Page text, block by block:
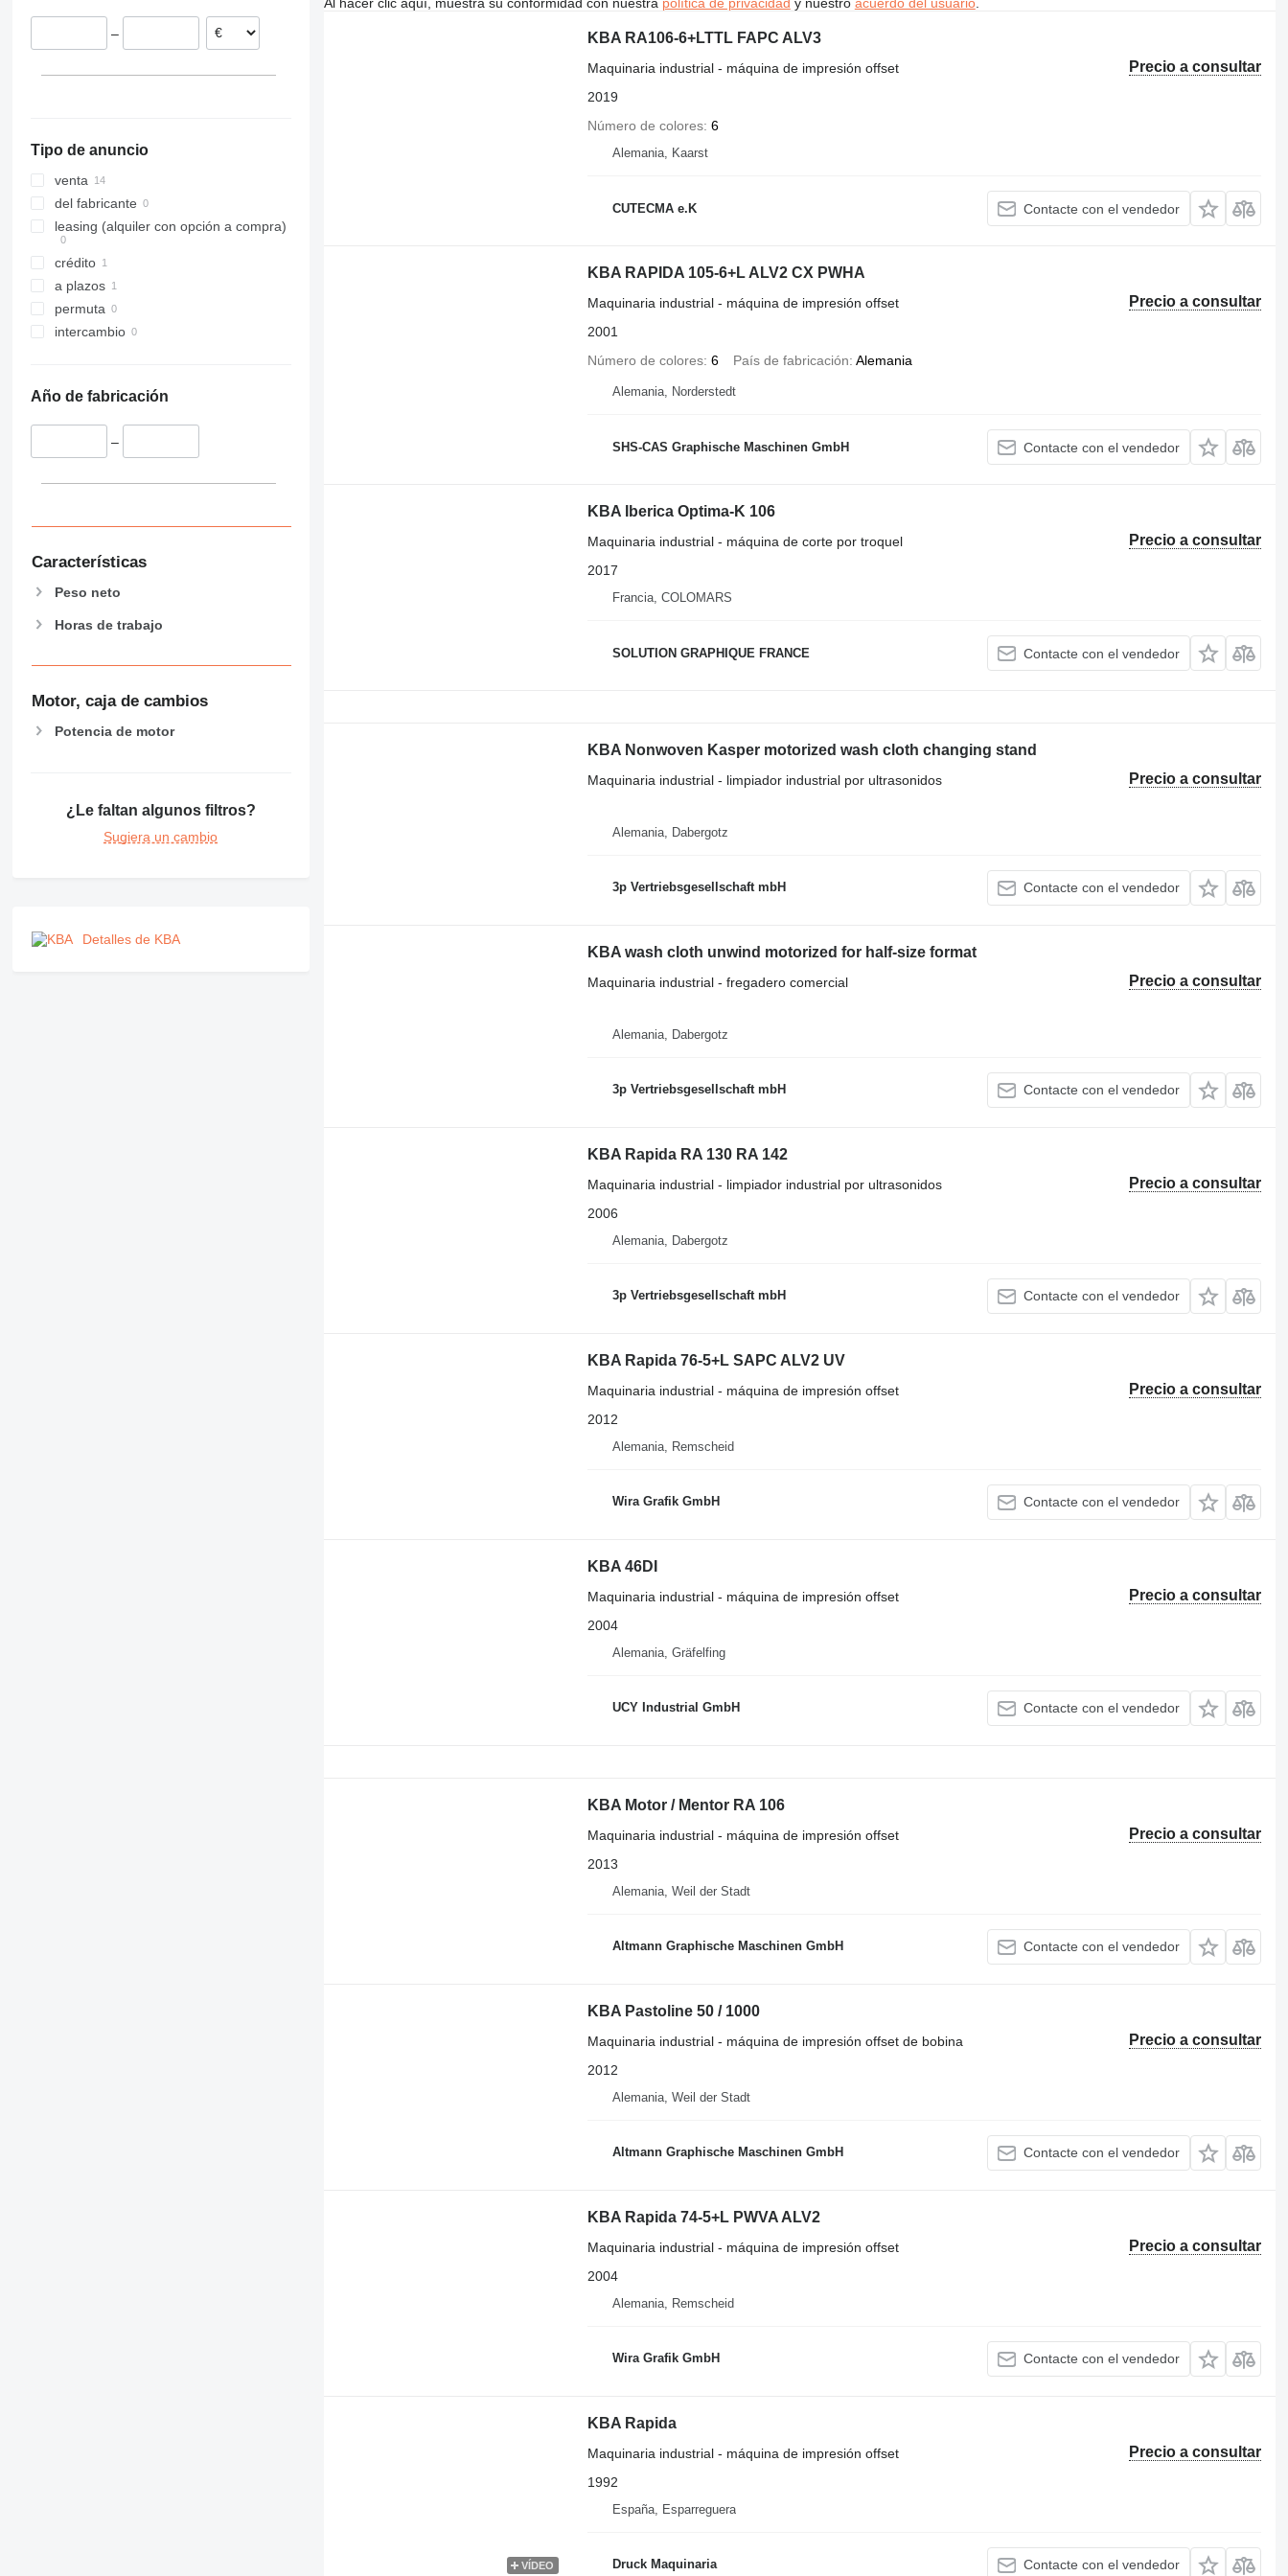
–
Tipo de anuncio
venta
del fabricante
leasing (alquiler con opción a compra)
crédito
a plazos
permuta
intercambio
Año de fabricación
–
Características
Peso neto
Horas de trabajo
Motor, caja de cambios
Potencia de motor
¿Le faltan algunos filtros?
Sugiera un cambio
Detalles de KBA
KBA RA106-6+LTTL FAPC ALV3
Precio a consultar
Maquinaria industrial - máquina de impresión offset
2019
Número de colores 6
Alemania, Kaarst
CUTECMA e.K Contacte con el vendedor
KBA RAPIDA 105-6+L ALV2 CX PWHA
Precio a consultar
Maquinaria industrial - máquina de impresión offset
2001
Número de colores 6 País de fabricación Alemania
Alemania, Norderstedt
SHS-CAS Graphische Maschinen GmbH Contacte con el vendedor
KBA Iberica Optima-K 106
Precio a consultar
Maquinaria industrial - máquina de corte por troquel
2017
Francia, COLOMARS
SOLUTION GRAPHIQUE FRANCE Contacte con el vendedor
KBA Nonwoven Kasper motorized wash cloth changing stand
Precio a consultar
Maquinaria industrial - limpiador industrial por ultrasonidos
Alemania, Dabergotz
3p Vertriebsgesellschaft mbH Contacte con el vendedor
KBA wash cloth unwind motorized for half-size format
Precio a consultar
Maquinaria industrial - fregadero comercial
Alemania, Dabergotz
3p Vertriebsgesellschaft mbH Contacte con el vendedor
KBA Rapida RA 130 RA 142
Precio a consultar
Maquinaria industrial - limpiador industrial por ultrasonidos
2006
Alemania, Dabergotz
3p Vertriebsgesellschaft mbH Contacte con el vendedor
KBA Rapida 76-5+L SAPC ALV2 UV
Precio a consultar
Maquinaria industrial - máquina de impresión offset
2012
Alemania, Remscheid
Wira Grafik GmbH Contacte con el vendedor
KBA 46DI
Precio a consultar
Maquinaria industrial - máquina de impresión offset
2004
Alemania, Gräfelfing
UCY Industrial GmbH Contacte con el vendedor
KBA Motor / Mentor RA 106
Precio a consultar
Maquinaria industrial - máquina de impresión offset
2013
Alemania, Weil der Stadt
Altmann Graphische Maschinen GmbH Contacte con el vendedor
KBA Pastoline 50 / 1000
Precio a consultar
Maquinaria industrial - máquina de impresión offset de bobina
2012
Alemania, Weil der Stadt
Altmann Graphische Maschinen GmbH Contacte con el vendedor
KBA Rapida 74-5+L PWVA ALV2
Precio a consultar
Maquinaria industrial - máquina de impresión offset
2004
Alemania, Remscheid
Wira Grafik GmbH Contacte con el vendedor
VÍDEO
KBA Rapida
Precio a consultar
Maquinaria industrial - máquina de impresión offset
1992
España, Esparreguera
Druck Maquinaria Contacte con el vendedor